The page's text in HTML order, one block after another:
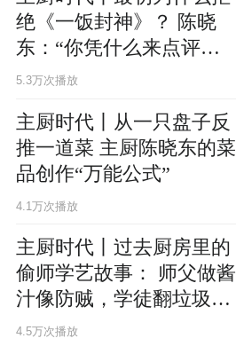
绝《一饭封神》？ 陈晓
东：“你凭什么来点评
我？”
5.3万次播放
主厨时代丨从一只盘子反
推一道菜 主厨陈晓东的菜
品创作“万能公式”
4.1万次播放
主厨时代丨过去厨房里的
偷师学艺故事： 师父做酱
汁像防贼，学徒翻垃圾桶
破解
4.5万次播放